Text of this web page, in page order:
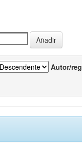
Autor/